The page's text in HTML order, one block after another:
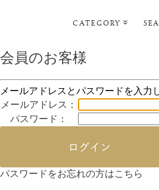
CATEGORY
ポーチ･ト
ファッショ
バス・ボデ
会員のお客様
メールアドレスとパスワードを入力
メールアドレス：
パスワード：
パスワードをお忘れの方はこちら